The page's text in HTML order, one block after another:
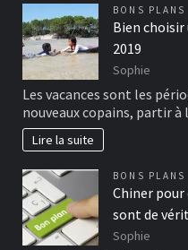
BONS PLANS
Bien choisir
2019
Sophie
Les vacances sont les
nouveaux copains, partir
Lire la suite
BONS PLANS
Chiner pour
sont de
Sophie